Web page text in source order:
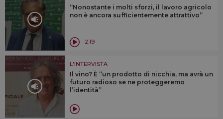
“Nonostante i molti sforzi, il lavoro agricolo
non è ancora sufficientemente attrattivo”
2:19
L'INTERVISTA
Il vino? È “un prodotto di nicchia, ma avrà un
futuro radioso se ne proteggeremo
l’identità”